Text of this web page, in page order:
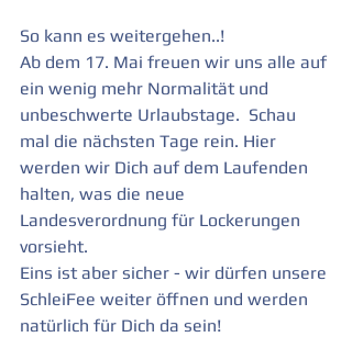
So kann es weitergehen..!
Ab dem 17. Mai freuen wir uns alle auf
ein wenig mehr Normalität und
unbeschwerte Urlaubstage.  Schau
mal die nächsten Tage rein. Hier
werden wir Dich auf dem Laufenden
halten, was die neue
Landesverordnung für Lockerungen
vorsieht.
Eins ist aber sicher - wir dürfen unsere
SchleiFee weiter öffnen und werden
natürlich für Dich da sein!